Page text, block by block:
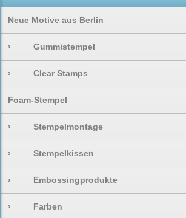
Neue Motive aus Berlin
› Gummistempel
› Clear Stamps
Foam-Stempel
› Stempelmontage
› Stempelkissen
› Embossingprodukte
› Farben